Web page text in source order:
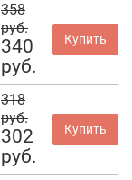
358
руб.
340
руб.
Купить
318
руб.
302
руб.
Купить